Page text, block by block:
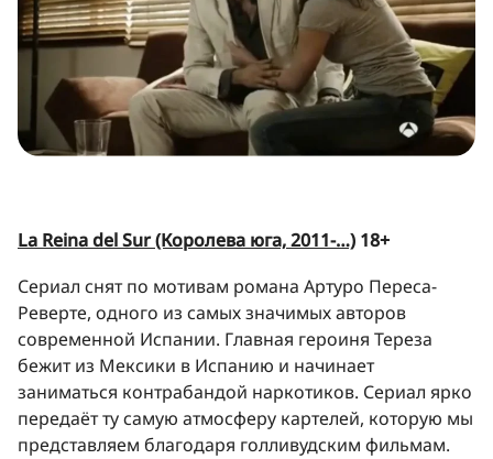
La Reina del Sur (Королева юга, 2011-…) 18+
Сериал снят по мотивам романа Артуро Переса-
Реверте, одного из самых значимых авторов
современной Испании. Главная героиня Тереза
бежит из Мексики в Испанию и начинает
заниматься контрабандой наркотиков. Сериал ярко
передаёт ту самую атмосферу картелей, которую мы
представляем благодаря голливудским фильмам.